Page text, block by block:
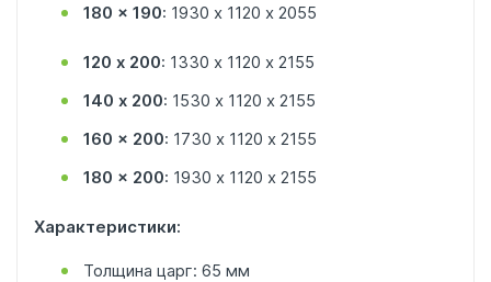
180 x 190: 1930 х 1120 х 2055
120 х 200: 1330 х 1120 х 2155
140 х 200: 1530 х 1120 х 2155
160 x 200: 1730 х 1120 х 2155
180 x 200: 1930 х 1120 х 2155
Характеристики:
Толщина царг: 65 мм